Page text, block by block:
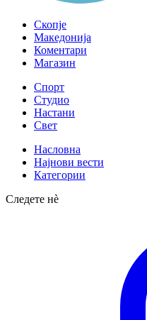
Скопје
Македонија
Коментари
Магазин
Спорт
Студио
Настани
Свет
Насловна
Најнови вести
Категории
Следете нè